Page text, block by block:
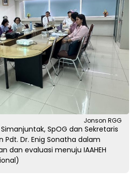
Jonson RGG
Simanjuntak, SpOG dan Sekretaris
Pdt. Dr. Enig Sonatha dalam
dan evaluasi menuju IAAHEH